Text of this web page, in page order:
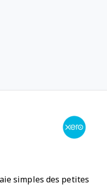
simples des petites